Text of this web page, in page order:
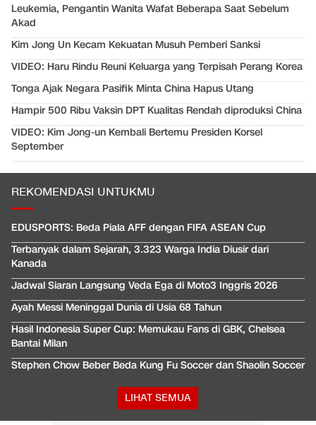
Leukemia, Pengantin Wanita Wafat Beberapa Saat Sebelum
Akad
Kim Jong Un Kecam Kekuatan Musuh Pemberi Sanksi
VIDEO: Haru Rindu Reuni Keluarga yang Terpisah Perang Korea
Tonga Ajak Negara Pasifik Minta China Hapus Utang
Hampir 500 Ribu Vaksin DPT Kualitas Rendah diproduksi China
VIDEO: Kim Jong-un Kembali Bertemu Presiden Korsel
September
REKOMENDASI UNTUKMU
EDUSPORTS: Beda Piala AFF dengan FIFA ASEAN Cup
Terbanyak dalam Sejarah, 3.323 Warga India Diusir dari
Kanada
Jadwal Siaran Langsung Veda Ega di Moto3 Inggris 2026
Ayah Messi Meninggal Dunia di Usia 68 Tahun
Hasil Indonesia Super Cup: Memukau Fans di GBK, Chelsea
Bantai Milan
Stephen Chow Beber Beda Kung Fu Soccer dan Shaolin Soccer
LIHAT SEMUA